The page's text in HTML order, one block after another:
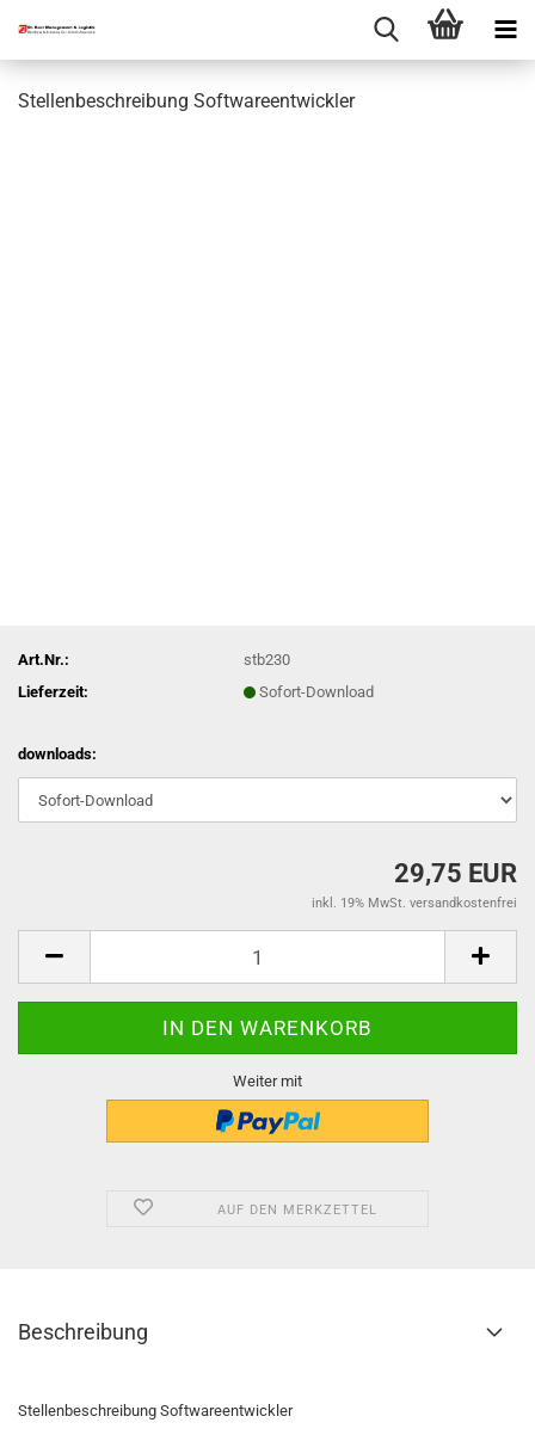
Stellenbeschreibung Softwareentwickler
Art.Nr.:
stb230
Lieferzeit:
Sofort-Download
downloads:
29,75 EUR
inkl. 19% MwSt. versandkostenfrei
Weiter mit
AUF DEN MERKZETTEL
Beschreibung
Stellenbeschreibung Softwareentwickler